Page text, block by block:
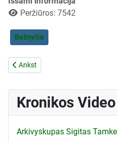
Peržiūros: 7542
Bažnyčia
Ankstesnis straipsnis: Kronika Nr.
Ankst
Kronikos Video
Arkivyskupas Sigitas